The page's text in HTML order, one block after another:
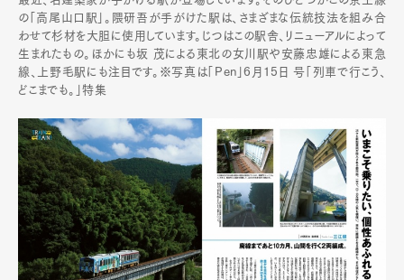
の「高尾山口駅」。隈研吾が手がけた駅は、さまざまな伝統技法を組み合
わせて杉材を大胆に使用しています。じつはこの駅舎、リニューアルによって
生まれたもの。ほかにも坂 茂による東北の女川駅や安藤忠雄による東急
線、上野毛駅にも注目です。※写真は「Pen」6月15日 号「列車で行こう、
どこまでも。」特集